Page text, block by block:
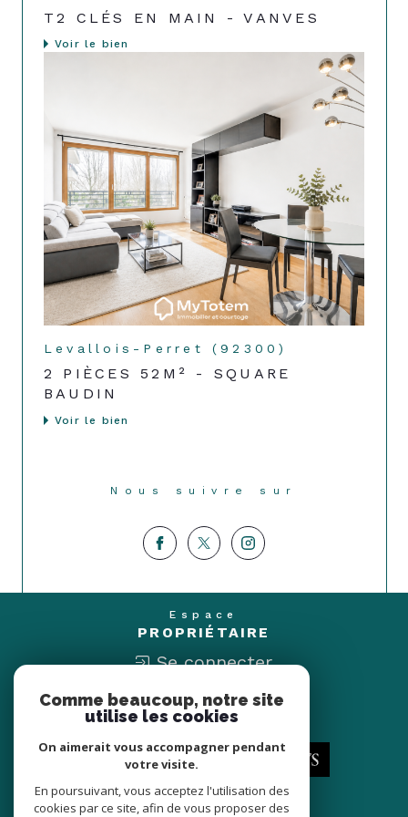
T2 CLÉS EN MAIN - VANVES
Voir le bien
Levallois-Perret (92300)
2 PIÈCES 52M² - SQUARE
BAUDIN
Voir le bien
Nous suivre sur
Espace
PROPRIÉTAIRE
Se connecter
Nous
ADHÉRONS
Comme beaucoup, notre site
utilise les cookies
On aimerait vous accompagner pendant
votre visite.
En poursuivant, vous acceptez l'utilisation des
cookies par ce site, afin de vous proposer des